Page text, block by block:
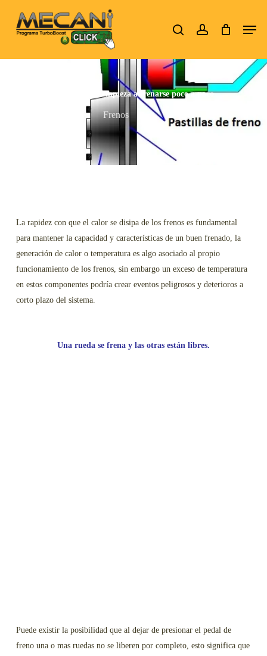
search account Menu
Una rueda del vehículo empieza a frenarse poco a poco
Frenos
La rapidez con que el calor se disipa de los frenos es fundamental
para mantener la capacidad y características de un buen frenado, la
generación de calor o temperatura es algo asociado al propio
funcionamiento de los frenos, sin embargo un exceso de temperatura
en estos componentes podría crear eventos peligrosos y deterioros a
corto plazo del sistema.
Una rueda se frena y las otras están libres.
Puede existir la posibilidad que al dejar de presionar el pedal de
freno una o mas ruedas no se liberen por completo, esto significa que
Close